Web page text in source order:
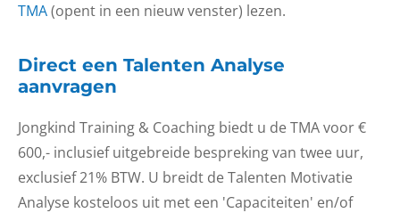
TMA(opent in een nieuw venster) lezen.
Direct een Talenten Analyse
aanvragen
Jongkind Training & Coaching biedt u de TMA voor €
600,- inclusief uitgebreide bespreking van twee uur,
exclusief 21% BTW. U breidt de Talenten Motivatie
Analyse kosteloos uit met een 'Capaciteiten' en/of